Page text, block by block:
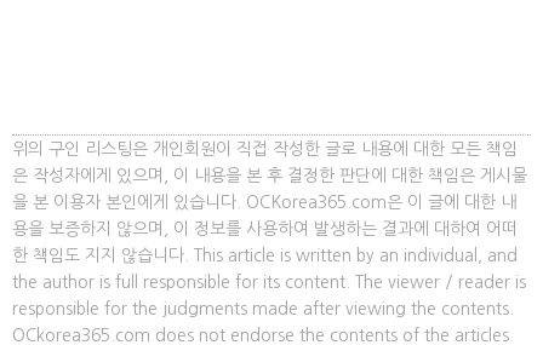
위의 구인 리스팅은 개인회원이 직접 작성한 글로 내용에 대한 모든 책임
은 작성자에게 있으며, 이 내용을 본 후 결정한 판단에 대한 책임은 게시물
을 본 이용자 본인에게 있습니다. OCKorea365.com은 이 글에 대한 내
용을 보증하지 않으며, 이 정보를 사용하여 발생하는 결과에 대하여 어떠
한 책임도 지지 않습니다. This article is written by an individual, and
the author is full responsible for its content. The viewer / reader is
responsible for the judgments made after viewing the contents.
OCkorea365.com does not endorse the contents of the articles